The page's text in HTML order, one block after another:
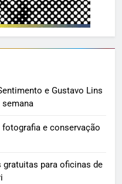
e Gustavo Lins
semana
e conservação
gratuitas para oficinas de